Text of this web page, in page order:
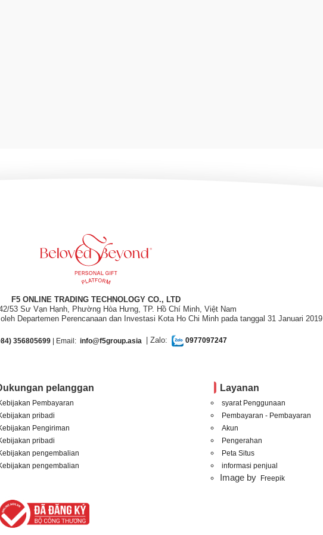
F5 ONLINE TRADING TECHNOLOGY CO., LTD
53 Sư Vạn Hạnh, Phường Hòa Hưng, TP. Hồ Chí Minh, Việt Nam
Departemen Perencanaan dan Investasi Kota Ho Chi Minh pada tanggal 31 Januari 2019
356805699| Email: info@f5group.asia | Zalo: 0977097247
pelanggan
Pembayaran
pribadi
Pengiriman
pribadi
pengembalian
pengembalian
Layanan
syarat Penggunaan
Pembayaran - Pembayaran
Akun
Pengerahan
Peta Situs
informasi penjual
Image by Freepik